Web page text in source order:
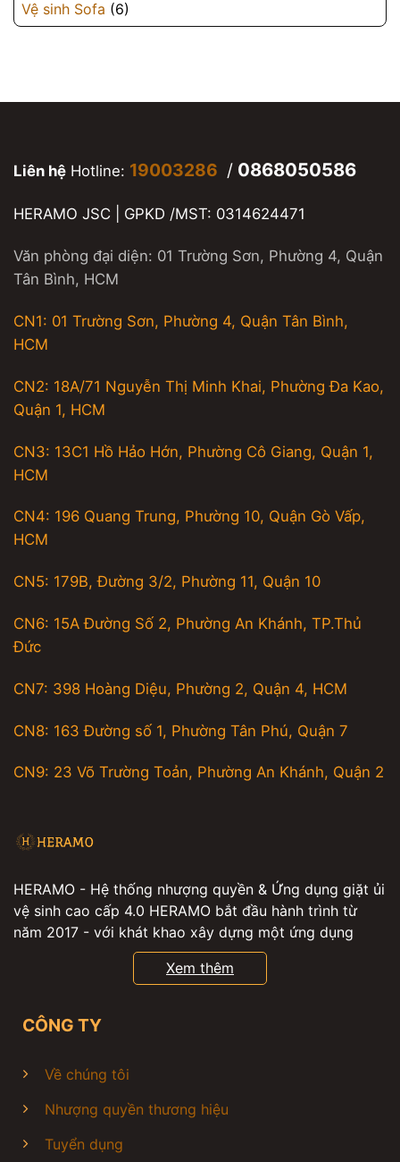
Vệ sinh Sofa (6)
Liên hệ Hotline: 19003286 / 0868050586
HERAMO JSC | GPKD /MST: 0314624471
Văn phòng đại diện: 01 Trường Sơn, Phường 4, Quận
Tân Bình, HCM
CN1: 01 Trường Sơn, Phường 4, Quận Tân Bình,
HCM
CN2: 18A/71 Nguyễn Thị Minh Khai, Phường Đa Kao,
Quận 1, HCM
CN3: 13C1 Hồ Hảo Hớn, Phường Cô Giang, Quận 1,
HCM
CN4: 196 Quang Trung, Phường 10, Quận Gò Vấp,
HCM
CN5: 179B, Đường 3/2, Phường 11, Quận 10
CN6: 15A Đường Số 2, Phường An Khánh, TP.Thủ
Đức
CN7: 398 Hoàng Diệu, Phường 2, Quận 4, HCM
CN8: 163 Đường số 1, Phường Tân Phú, Quận 7
CN9: 23 Võ Trường Toản, Phường An Khánh, Quận 2
HERAMO - Hệ thống nhượng quyền & Ứng dụng giặt ủi
vệ sinh cao cấp 4.0 HERAMO bắt đầu hành trình từ
năm 2017 - với khát khao xây dựng một ứng dụng
giúp hàng triệu người có thể đặt các dịch vụ giặt ủi ,
giặt hấp , vệ sinh giày , vệ sinh nhà cửa , vệ sinh máy
gian để tận hưởng cuộc sống. Sau hơn 6 năm hoạt
hấp, vệ sinh chăm sóc giày, vệ sinh sofa, nệm, rèm,
thảm, vệ sinh máy lạnh tại TP.Hồ Chí Minh với 60,000+
đặt tất cả dịch vụ giặt ủi, vệ sinh chỉ với một chạm duy
Xem thêm
CÔNG TY
Về chúng tôi
Nhượng quyền thương hiệu
Tuyển dụng